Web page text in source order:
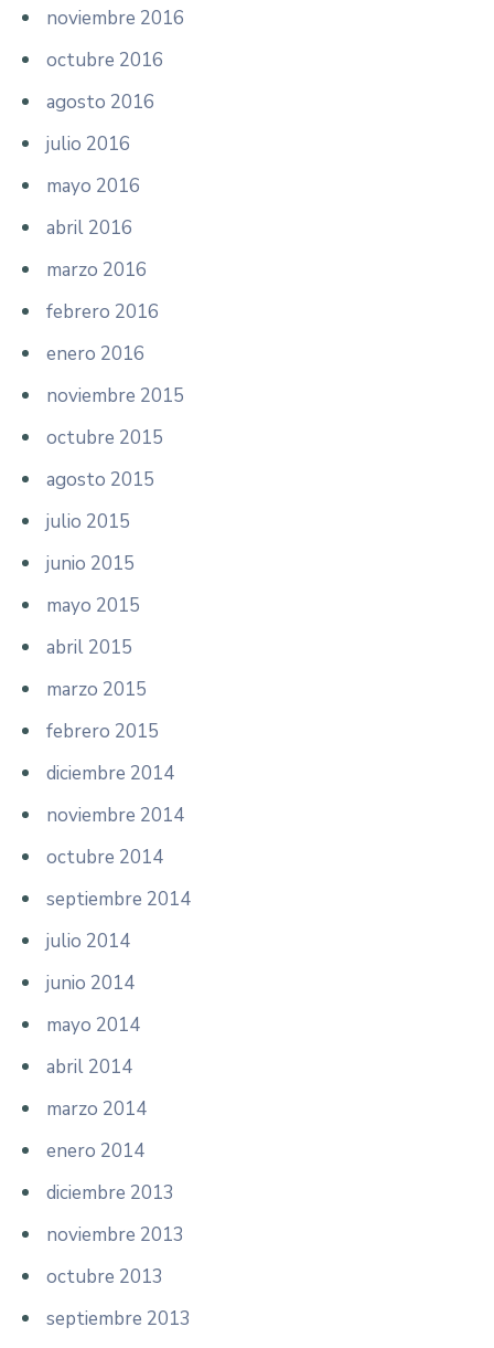
noviembre 2016
octubre 2016
agosto 2016
julio 2016
mayo 2016
abril 2016
marzo 2016
febrero 2016
enero 2016
noviembre 2015
octubre 2015
agosto 2015
julio 2015
junio 2015
mayo 2015
abril 2015
marzo 2015
febrero 2015
diciembre 2014
noviembre 2014
octubre 2014
septiembre 2014
julio 2014
junio 2014
mayo 2014
abril 2014
marzo 2014
enero 2014
diciembre 2013
noviembre 2013
octubre 2013
septiembre 2013